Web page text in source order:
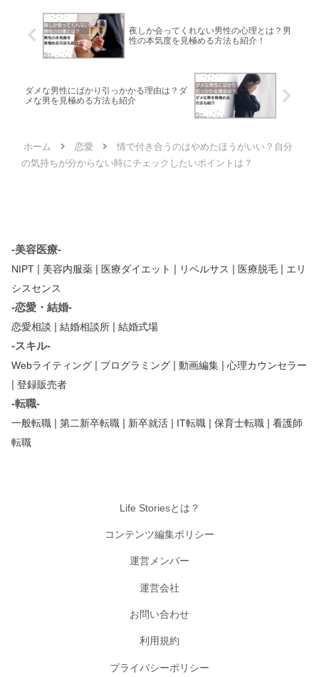
夜しか会ってくれない男性の心理とは？男
性の本気度を見極める方法も紹介！
ダメな男性にばかり引っかかる理由は？ダ
メな男を見極める方法も紹介
ホーム 恋愛
情で付き合うのはやめたほうがいい？自分
の気持ちが分からない時にチェックしたいポイントは？
-美容医療-
NIPT | 美容内服薬 | 医療ダイエット | リベルサス | 医療脱毛 | エリ
シスセンス
-恋愛・結婚-
恋愛相談 | 結婚相談所 | 結婚式場
-スキル-
Webライティング | プログラミング | 動画編集 | 心理カウンセラー
| 登録販売者
-転職-
一般転職 | 第二新卒転職 | 新卒就活 | IT転職 | 保育士転職 | 看護師
転職
Life Storiesとは？
コンテンツ編集ポリシー
運営メンバー
運営会社
お問い合わせ
利用規約
プライバシーポリシー